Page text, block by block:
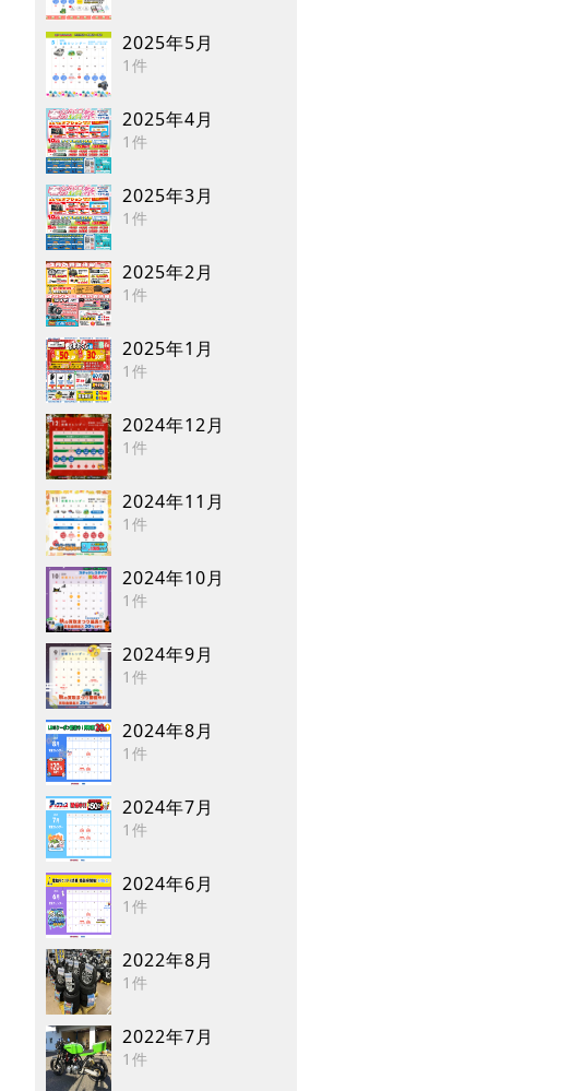
2025年5月
1件
2025年4月
1件
2025年3月
1件
2025年2月
1件
2025年1月
1件
2024年12月
1件
2024年11月
1件
2024年10月
1件
2024年9月
1件
2024年8月
1件
2024年7月
1件
2024年6月
1件
2022年8月
1件
2022年7月
1件